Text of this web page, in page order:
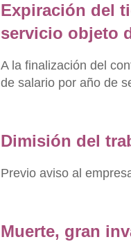
Expiración del
servicio objeto
A la finalización del
de salario por año de
Dimisión del
Previo aviso al
Muerte, gran